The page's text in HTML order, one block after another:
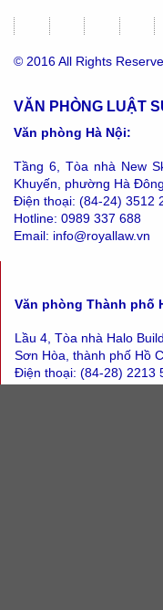
© 2016 All Rights
VĂN PHÒNG LUẬT
Văn phòng Hà Nội:
Tầng 6, Tòa nhà New
Khuyến, phường Hà
Điện thoại: (84-24) 3512
Hotline: 0989 337 688
Email: info@royallaw.vn
Văn phòng Thành phố
Lầu 4, Tòa nhà Halo
Sơn Hòa, thành phố Hồ
Điện thoại: (84-28) 2213